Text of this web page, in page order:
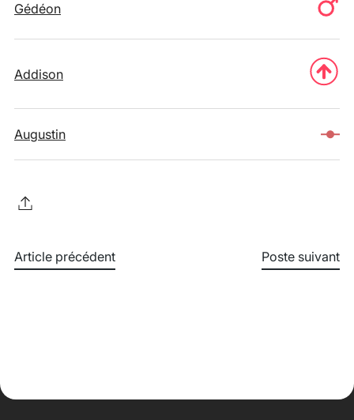
Gédéon
Addison
Augustin
Article précédent Poste suivant